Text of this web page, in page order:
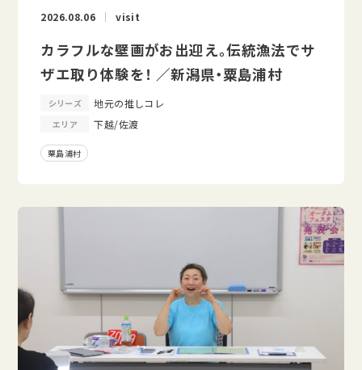
2026.08.06 visit
カラフルな壁画がお出迎え。伝統漁法でサ
ザエ取り体験を！ ／新潟県・粟島浦村
シリーズ 地元の推しコレ
エリア 下越/佐渡
粟島浦村